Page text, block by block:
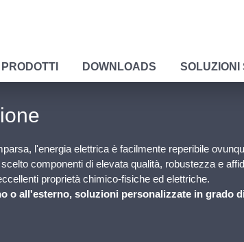
PRODOTTI DOWNLOADS SOLUZIONI
l'energia elettrica è facilmente reperibile
componenti di elevata qualità, robustezza e
proprietà chimico-fisiche ed elettriche.
o all'esterno, soluzioni personalizzate in grado